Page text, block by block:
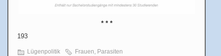
* * *
193
Lügenpolitik Frauen, Parasiten